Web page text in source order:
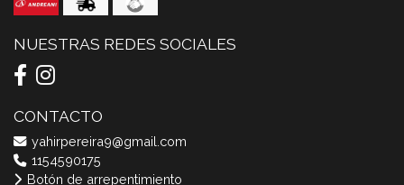
NUESTRAS REDES SOCIALES
CONTACTO
yahirpereira9@gmail.com
1154590175
Botón de arrepentimiento